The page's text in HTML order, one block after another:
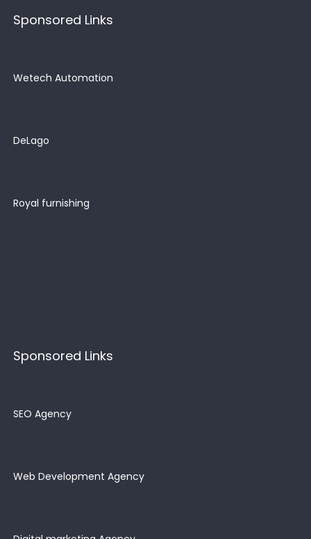
Sponsored Links
Wetech Automation
DeLago
Royal furnishing
Sponsored Links
SEO Agency
Web Development Agency